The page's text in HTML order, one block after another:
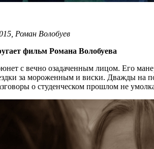
Роман Волобуев
фильм Романа Волобуева
с вечно озадаченным лицом. Его
за мороженным и виски. Дважды на
о студенческом прошлом не